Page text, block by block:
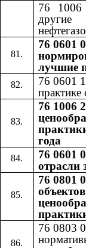
76
другие
76 0601
лучшие
76 0601
76 1006
года
76 0601
отрасли
76 0801
76 0803